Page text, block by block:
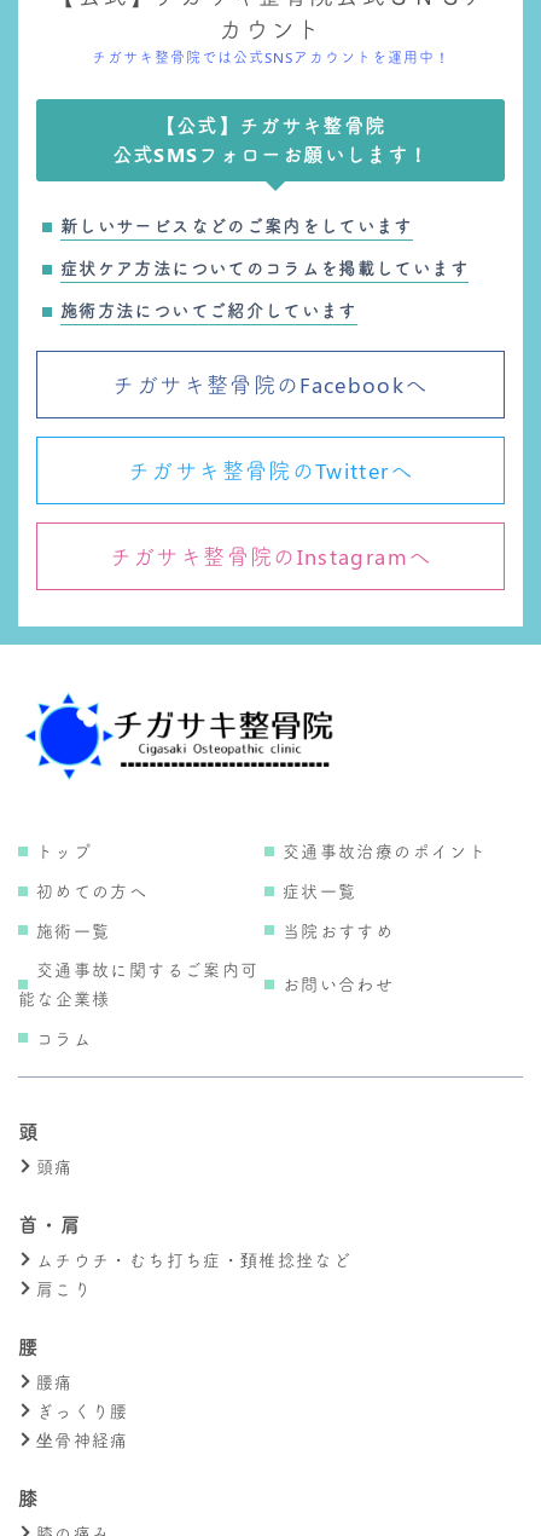
カウント
チガサキ整骨院では公式SNSアカウントを運用中！
【公式】チガサキ整骨院
公式SMSフォローお願いします！
新しいサービスなどのご案内をしています
症状ケア方法についてのコラムを掲載しています
施術方法についてご紹介しています
チガサキ整骨院のFacebookへ
チガサキ整骨院のTwitterへ
チガサキ整骨院のInstagramへ
トップ
交通事故治療のポイント
初めての方へ
症状一覧
施術一覧
当院おすすめ
交通事故に関するご案内可
能な企業様
お問い合わせ
コラム
頭
頭痛
首・肩
ムチウチ・むち打ち症・頚椎捻挫など
肩こり
腰
腰痛
ぎっくり腰
坐骨神経痛
膝